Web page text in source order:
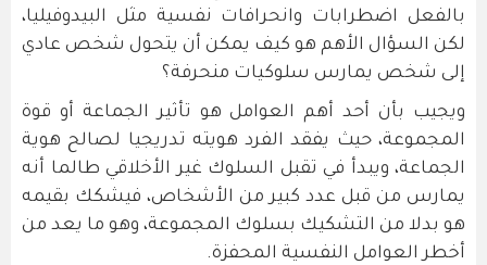
بالفعل اضطرابات وانحرافات نفسية مثل البيدوفيليا،
لكن السؤال الأهم هو كيف يمكن أن يتحول شخص عادي
إلى شخص يمارس سلوكيات منحرفة؟
ويجيب بأن أحد أهم العوامل هو تأثير الجماعة أو قوة
المجموعة، حيث يفقد الفرد هويته تدريجيا لصالح هوية
الجماعة، ويبدأ في تقبل السلوك غير الأخلاقي طالما أنه
يمارس من قبل عدد كبير من الأشخاص، فيشكك بقيمه
هو بدلا من التشكيك بسلوك المجموعة، وهو ما يعد من
أخطر العوامل النفسية المحفزة.